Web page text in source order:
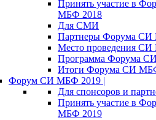
Принять участие в
МБФ 2018
Для СМИ
Партнеры Форума
Место проведения
Программа Форума
Итоги Форума СИ
Форум СИ МБФ 2019 |
Для спонсоров и
Принять участие в
МБФ 2019